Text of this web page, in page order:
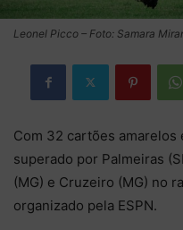
Leonel Picco – Foto: Samara
Com 32 cartões amarelos
superado por Palmeiras
(MG) e Cruzeiro (MG) no
organizado pela ESPN.